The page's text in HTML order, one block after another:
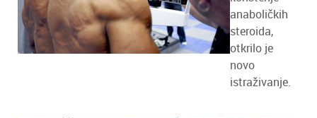
anaboličkih
steroida,
otkrilo je
novo
istraživanje.